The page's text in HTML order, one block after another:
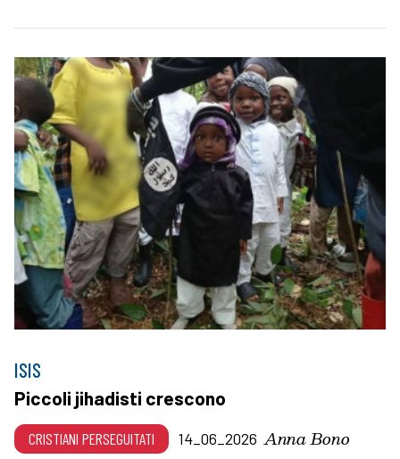
ISIS
Piccoli jihadisti crescono
CRISTIANI PERSEGUITATI 14_06_2026 Anna Bono